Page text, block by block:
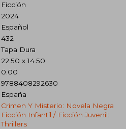
Ficción
2024
Español
432
Tapa Dura
22.50 x 14.50
0.00
9788408292630
España
Crimen Y Misterio: Novela Negra
Ficción Infantil / Ficción Juvenil:
Thrillers